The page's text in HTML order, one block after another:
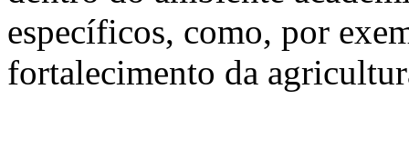
específicos, como, por
fortalecimento da